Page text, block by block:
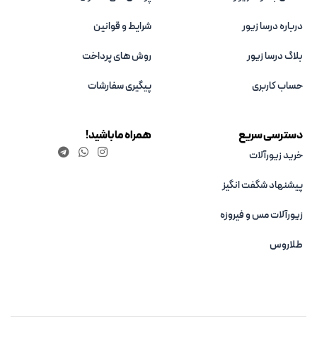
درباره درسا زیور
بلاگ درسا زیور
حساب کاربری
شرایط و قوانین
روش های پرداخت
پیگیری سفارشات
دسترسی سریع
خرید زیورآلات
پیشنهاد شگفت انگیز
زیورآلات مس و فیروزه‌
طلاروس
همراه ما باشید!